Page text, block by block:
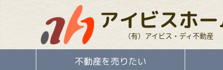
アイビスホ
（有）アイビス・ディ不動産
不動産を売りたい